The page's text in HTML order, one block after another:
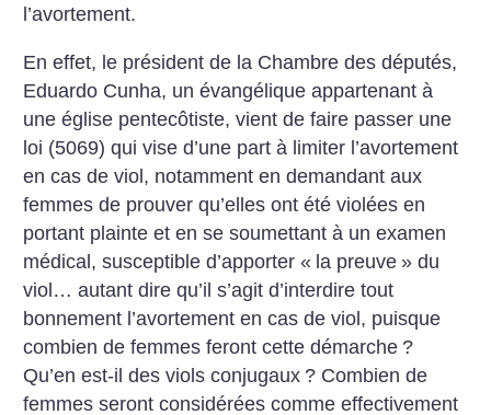
l’avortement.
En effet, le président de la Chambre des députés,
Eduardo Cunha, un évangélique appartenant à
une église pentecôtiste, vient de faire passer une
loi (5069) qui vise d’une part à limiter l’avortement
en cas de viol, notamment en demandant aux
femmes de prouver qu’elles ont été violées en
portant plainte et en se soumettant à un examen
médical, susceptible d’apporter « la preuve » du
viol… autant dire qu’il s’agit d’interdire tout
bonnement l’avortement en cas de viol, puisque
combien de femmes feront cette démarche ?
Qu’en est-il des viols conjugaux ? Combien de
femmes seront considérées comme effectivement